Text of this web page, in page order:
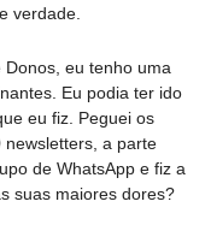
verdade.
eu tenho uma
Eu podia ter ido
eu fiz. Peguei os
a parte
de WhatsApp e fiz a
suas maiores dores?